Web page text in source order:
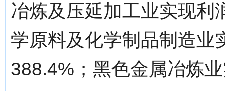
冶炼及压延加工业实现利
学原料及化学制品制造业
388.4%；黑色金属冶炼